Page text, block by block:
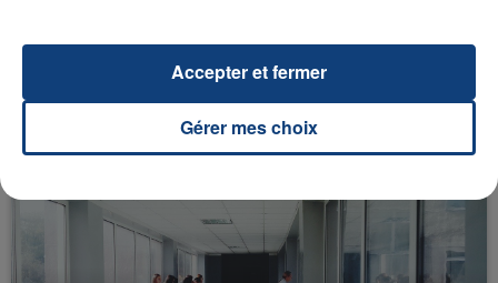
INCENDIE MORTEL À LENS : UNE FEMME ET
SON BÉBÉ ENTRE LA VIE ET LA...
Un homme s'est immolé par le feu après avoir
Gérer mes choix
Accepter et fermer